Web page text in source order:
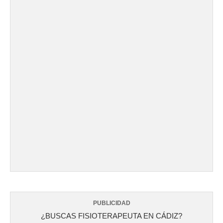
PUBLICIDAD
¿BUSCAS FISIOTERAPEUTA EN CÁDIZ?